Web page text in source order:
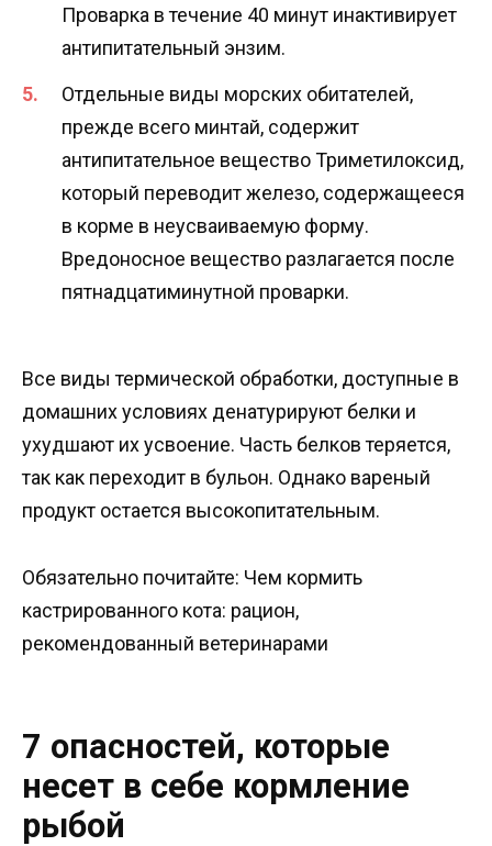
Проварка в течение 40 минут инактивирует
антипитательный энзим.
Отдельные виды морских обитателей,
прежде всего минтай, содержит
антипитательное вещество Триметилоксид,
который переводит железо, содержащееся
в корме в неусваиваемую форму.
Вредоносное вещество разлагается после
пятнадцатиминутной проварки.
Все виды термической обработки, доступные в
домашних условиях денатурируют белки и
ухудшают их усвоение. Часть белков теряется,
так как переходит в бульон. Однако вареный
продукт остается высокопитательным.
Обязательно почитайте: Чем кормить
кастрированного кота: рацион,
рекомендованный ветеринарами
7 опасностей, которые
несет в себе кормление
рыбой